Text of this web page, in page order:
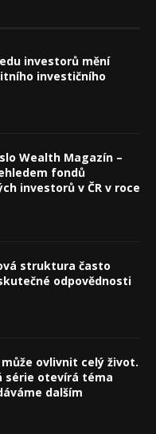
investorů mění
investičního
Wealth Magazín –
fondů
investorů v ČR v roce
struktura často
odpovědnosti
ovlivnit celý život.
série otevírá téma
dalším